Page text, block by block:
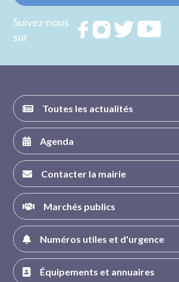
Suivez-nous
sur
RejoignezRejoignezRejoignez
Toutes les actualités
Agenda
Contacter la mairie
Marchés publics
Numéros utiles et d'urgence
Équipements et annuaires